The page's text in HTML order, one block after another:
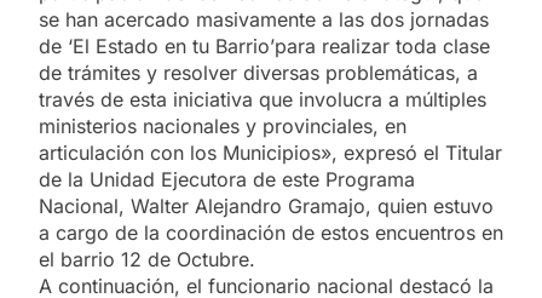
se han acercado masivamente a las dos jornadas
de ‘El Estado en tu Barrio’para realizar toda clase
de trámites y resolver diversas problemáticas, a
través de esta iniciativa que involucra a múltiples
ministerios nacionales y provinciales, en
articulación con los Municipios», expresó el Titular
de la Unidad Ejecutora de este Programa
Nacional, Walter Alejandro Gramajo, quien estuvo
a cargo de la coordinación de estos encuentros en
el barrio 12 de Octubre.
A continuación, el funcionario nacional destacó la